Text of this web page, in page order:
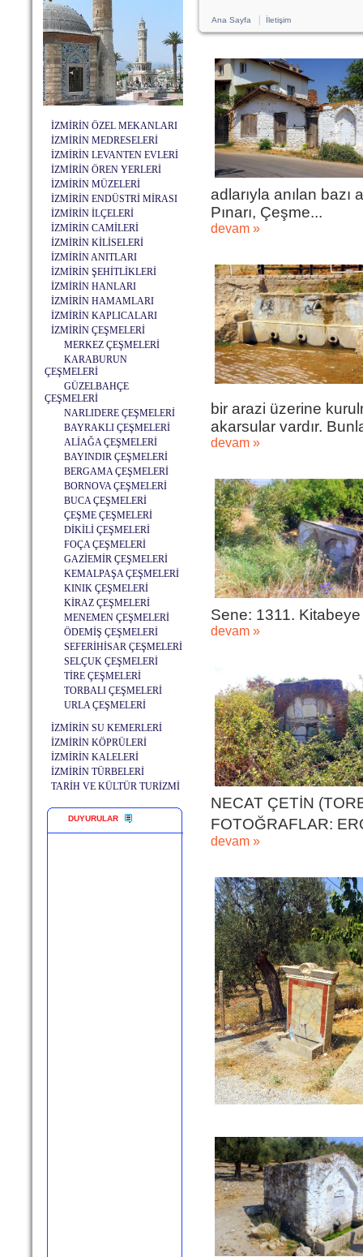
İZMİRİN ÖZEL MEKANLARI
İZMİRİN MEDRESELERİ
İZMİRİN LEVANTEN EVLERİ
İZMİRİN ÖREN YERLERİ
İZMİRİN MÜZELERİ
İZMİRİN ENDÜSTRİ MİRASI
İZMİRİN İLÇELERİ
İZMİRİN CAMİLERİ
İZMİRİN KİLİSELERİ
İZMİRİN ANITLARI
İZMİRİN ŞEHİTLİKLERİ
İZMİRİN HANLARI
İZMİRİN HAMAMLARI
İZMİRİN KAPLICALARI
İZMİRİN ÇEŞMELERİ
MERKEZ ÇEŞMELERİ
KARABURUN
ÇEŞMELERİ
GÜZELBAHÇE
ÇEŞMELERİ
NARLIDERE ÇEŞMELERİ
BAYRAKLI ÇEŞMELERİ
ALİAĞA ÇEŞMELERİ
BAYINDIR ÇEŞMELERİ
BERGAMA ÇEŞMELERİ
BORNOVA ÇEŞMELERİ
BUCA ÇEŞMELERİ
ÇEŞME ÇEŞMELERİ
DİKİLİ ÇEŞMELERİ
FOÇA ÇEŞMELERİ
GAZİEMİR ÇEŞMELERİ
KEMALPAŞA ÇEŞMELERİ
KINIK ÇEŞMELERİ
KİRAZ ÇEŞMELERİ
MENEMEN ÇEŞMELERİ
ÖDEMİŞ ÇEŞMELERİ
SEFERİHİSAR ÇEŞMELERİ
SELÇUK ÇEŞMELERİ
TİRE ÇEŞMELERİ
TORBALI ÇEŞMELERİ
URLA ÇEŞMELERİ
İZMİRİN SU KEMERLERİ
İZMİRİN KÖPRÜLERİ
İZMİRİN KALELERİ
İZMİRİN TÜRBELERİ
TARİH VE KÜLTÜR TURİZMİ
DUYURULAR
Ana Sayfa| İletişim
adlarıyla anılan bazı
Pınarı, Çeşme...
devam »
bir arazi üzerine
akarsular vardır.
devam »
Sene: 1311. Kitabeye
devam »
NECAT ÇETİN
FOTOĞRAFLAR:
devam »